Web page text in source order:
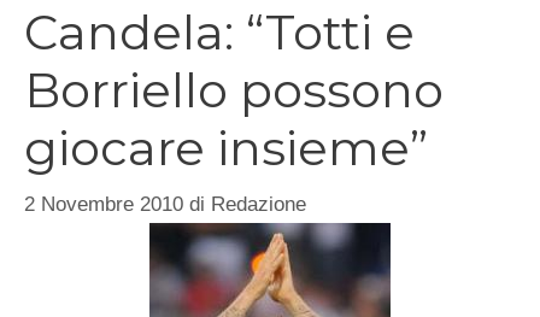
Candela: “Totti e
Borriello possono
giocare insieme”
2 Novembre 2010 di Redazione